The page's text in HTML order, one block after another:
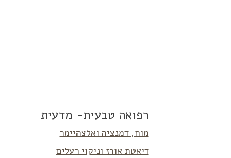
רפואה טבעית- מדעית
מוח, דמנציה ואלצהיימר
דיאטת אורז וניקוי רעלים